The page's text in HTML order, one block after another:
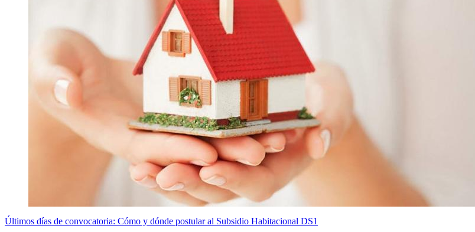
Últimos días de convocatoria: Cómo y dónde postular al Subsidio Habitacional DS1